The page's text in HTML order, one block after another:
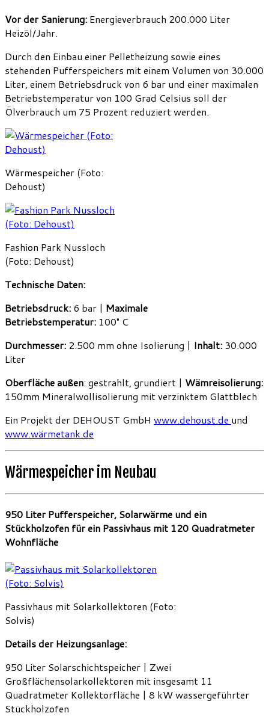
Vor der Sanierung: Energieverbrauch 200.000 Liter
Heizöl/Jahr.
Durch den Einbau einer Pelletheizung sowie eines
stehenden Pufferspeichers mit einem Volumen von 30.000
Liter, einem Betriebsdruck von 6 bar und einer maximalen
Betriebstemperatur von 100 Grad Celsius soll der
Ölverbrauch um 75 Prozent reduziert werden.
Wärmespeicher (Foto:
Dehoust)
Fashion Park Nussloch
(Foto: Dehoust)
Technische Daten:
Betriebsdruck: 6 bar | Maximale
Betriebstemperatur: 100° C
Durchmesser: 2.500 mm ohne Isolierung | Inhalt: 30.000
Liter
Oberfläche außen: gestrahlt, grundiert | Wämreisolierung:
150mm Mineralwollisolierung mit verzinktem Glattblech
Ein Projekt der DEHOUST GmbH www.dehoust.de und
www.wärmetank.de
Wärmespeicher im Neubau
950 Liter Pufferspeicher, Solarwärme und ein
Stückholzofen für ein Passivhaus mit 120 Quadratmeter
Wohnfläche
Passivhaus mit Solarkollektoren (Foto:
Solvis)
Details der Heizungsanlage:
950 Liter Solarschichtspeicher | Zwei
Großflächensolarkollektoren mit insgesamt 11
Quadratmeter Kollektorfläche | 8 kW wassergeführter
Stückholzofen